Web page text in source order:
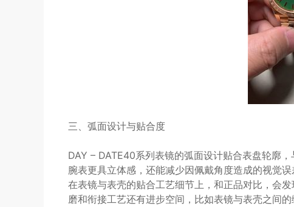
三、弧面设计与贴合度
DAY – DATE40系列表镜的弧面设计贴合表盘轮廓
腕表更具立体感，还能减少因佩戴角度造成的视觉
在表镜与表壳的贴合工艺细节上，和正品对比，会
磨和衔接工艺还有进步空间，比如表镜与表壳之间的